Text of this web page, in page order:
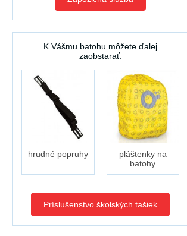
K Vášmu batohu môžete ďalej
zaobstarať:
hrudné popruhy
pláštenky na
batohy
Príslušenstvo školských tašiek